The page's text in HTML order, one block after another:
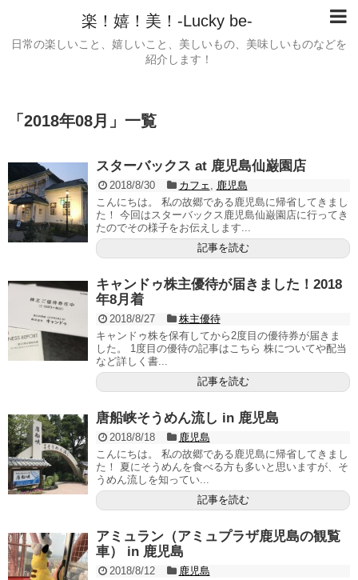
楽！嬉！美！-Lucky be-
日常の楽しいこと、嬉しいこと、美しいもの、美味しいものなどを
紹介します！
「 2018年08月 」 一覧
スターバックス at 鹿児島仙巌園店
2018/8/30 カフェ
鹿児島
こんにちは。 私の故郷である鹿児島に帰省してきまし
た！ 今回はスターバックス鹿児島仙巌園店に行ってき
たのでその様子をお伝えします...
記事を読む
キャンドゥ株主優待が届きました！2018
年8月着
2018/8/27
株主優待
キャンドゥ株を保有してから2度目の優待券が届きま
した。 1度目の優待の記事はこちら 株についてや配当
など詳しく書...
記事を読む
唐船峡そうめん流し in 鹿児島
2018/8/18
鹿児島
こんにちは。 私の故郷である鹿児島に帰省してきまし
た！ 夏にそうめんを食べる方も多いと思いますが、そ
うめん流しを知ってい...
記事を読む
アミュラン（アミュプラザ鹿児島の観覧
車） in 鹿児島
2018/8/12
鹿児島